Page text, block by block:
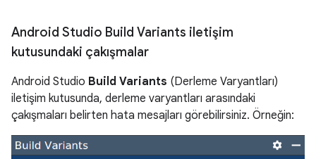
Android Studio Build Variants iletişim
kutusundaki çakışmalar
Android Studio Build Variants (Derleme Varyantları)
iletişim kutusunda, derleme varyantları arasındaki
çakışmaları belirten hata mesajları görebilirsiniz. Örneğin: